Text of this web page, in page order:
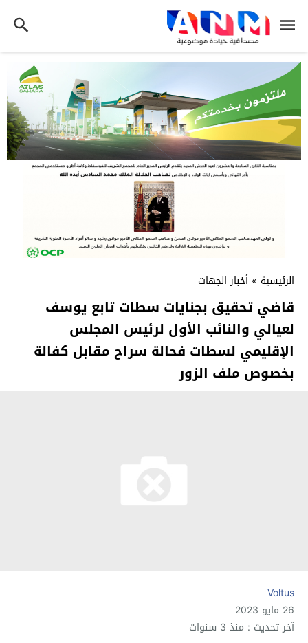
الرئيسية » أخبار الجهات
قاضي تحقيق بجنايات سطات تابع يوسف
لعيالي والنائب الأول لرئيس المجلس
الإقليمي لسطات فحالة سراح مقابل كفالة
بخصوص ملف الزور
Voltus
26 مايو 2023
آخر تحديث : منذ 3 سنوات